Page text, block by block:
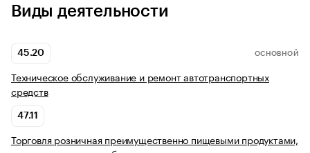
Виды деятельности
45.20 ОСНОВНОЙ
Техническое обслуживание и ремонт автотранспортных
средств
47.11
Торговля розничная преимущественно пищевыми продуктами,